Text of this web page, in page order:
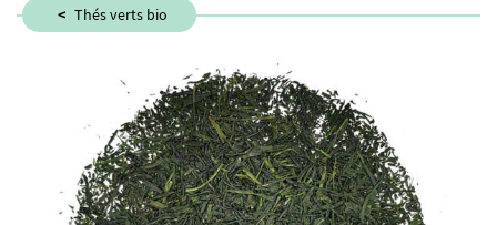
Thés verts bio